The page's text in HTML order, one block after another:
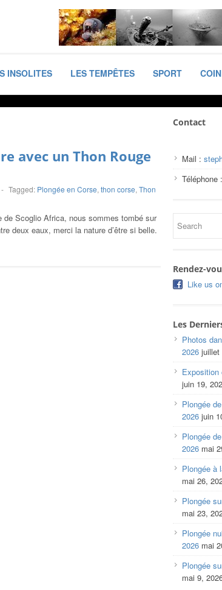
INSOLITES LES TEMPÊTES SPORT
avec un Thon Rouge
- Tagged: Plongée en Corse, thon corse, Thon
Scoglio Africa, nous sommes tombé sur
deux eaux, merci la nature d’être si belle.
Contact
Mail :
Téléphone
Rendez-
Like us
Les
Photos
2026 juillet
Exposition
juin 19,
Plongée
2026 juin
Plongée
2026 mai
Plongée à
mai 26,
Plongée
mai 23,
Plongée
2026 mai
Plongée
mai 9,